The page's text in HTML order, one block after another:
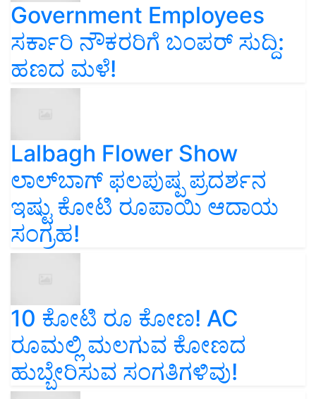
Government Employees
ಸರ್ಕಾರಿ ನೌಕರರಿಗೆ ಬಂಪರ್‌ ಸುದ್ದಿ:
ಹಣದ ಮಳೆ!
Lalbagh Flower Show
ಲಾಲ್‌ಬಾಗ್ ಫಲಪುಷ್ಪ ಪ್ರದರ್ಶನ
ಇಷ್ಟು ಕೋಟಿ ರೂಪಾಯಿ ಆದಾಯ
ಸಂಗ್ರಹ!
10 ಕೋಟಿ ರೂ ಕೋಣ! AC
ರೂಮಲ್ಲಿ ಮಲಗುವ ಕೋಣದ
ಹುಬ್ಬೇರಿಸುವ ಸಂಗತಿಗಳಿವು!